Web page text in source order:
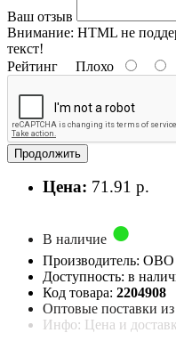
Ваш отзыв
Внимание: HTML не
текст!
Рейтинг Плохо
Продолжить
Цена: 71.91 р.
В наличие
Производитель: OBO
Доступность: в
Код товара: 2204908
Оптовые поставки
Инфо: Цена и